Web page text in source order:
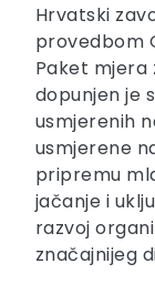
Hrvatski
provedbom
Paket mjera
dopunjen je
usmjerenih
usmjerene
pripremu
jačanje i
razvoj
značajnijeg